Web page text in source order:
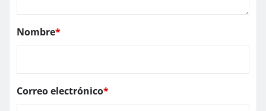
Nombre*
Correo electrónico*